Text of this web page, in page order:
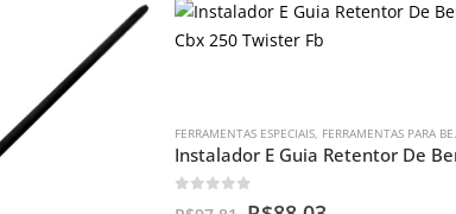
FERRAMENTAS ESPECIAIS, FERRAMENTAS PARA BENGALAS